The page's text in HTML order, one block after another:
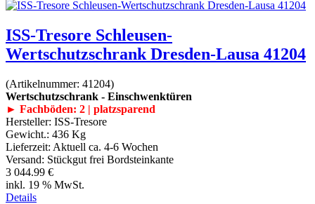
ISS-Tresore Schleusen-
Wertschutzschrank Dresden-Lausa 41204
(Artikelnummer: 41204)
Wertschutzschrank - Einschwenktüren
► Fachböden: 2 | platzsparend
Hersteller: ISS-Tresore
Gewicht.: 436 Kg
Lieferzeit: Aktuell ca. 4-6 Wochen
Versand: Stückgut frei Bordsteinkante
3 044.99 €
inkl. 19 % MwSt.
Details